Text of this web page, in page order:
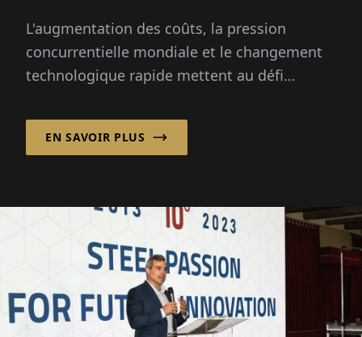
diversification, avancer
L'augmentation des coûts, la pression
concurrentielle mondiale et le changement
technologique rapide mettent au défi
GmbH...
EN SAVOIR PLUS